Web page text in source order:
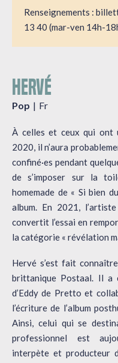
Renseignements :
13 40 (mar-ven 14h-
HERVÉ
Pop Fr
À celles et ceux qui ont
2020, il n’aura
confiné·es pendant
de s’imposer sur la
homemade de « Si bien
album. En 2021,
convertit l’essai en
la catégorie « révélation
Hervé s’est fait
brittanique Postaal. Il a
d’Eddy de Pretto et
l’écriture de l’album
Ainsi, celui qui se
professionnel est
interpète et producteur